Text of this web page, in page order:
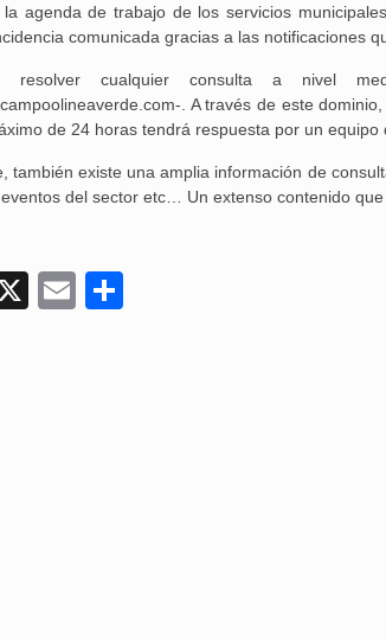
agenda de trabajo de los servicios
comunicada gracias a las notificaciones
resolver cualquier consulta a nivel
. A través de este
de 24 horas tendrá respuesta por un
también existe una amplia información de
del sector etc… Un extenso contenido
X Email